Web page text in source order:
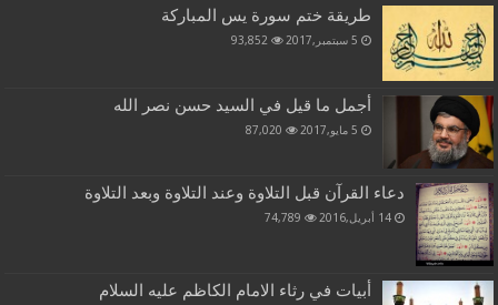
طريقة ختم سورة يس المباركة
5 سبتمبر,2017 93,852
أجمل ما قيل في السيد حسن نصر الله
5 مايو,2017 87,020
دعاء القرآن قبل التلاوة وعند التلاوة وبعد التلاوة
14 أبريل,2016 74,789
أبيات في رثاء الامام الكاظم عليه السلام